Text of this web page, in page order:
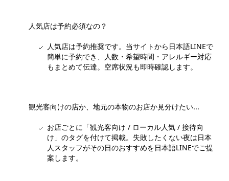
人気店は予約必須なの？
人気店は予約推奨です。当サイトから日本語LINEで
簡単に予約でき、人数・希望時間・アレルギー対応
もまとめて伝達。空席状況も即時確認します。
観光客向けの店か、地元の本物のお店か見分けたい...
お店ごとに「観光客向け / ローカル人気 / 接待向
け」のタグを付けて掲載。失敗したくない夜は日本
人スタッフがその日のおすすめを日本語LINEでご提
案します。